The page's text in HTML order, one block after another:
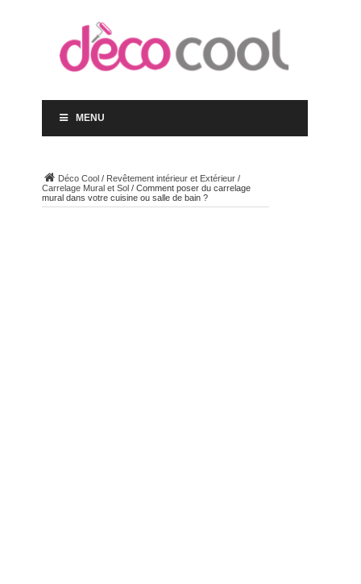
MENU
Déco Cool/ Revêtement intérieur et Extérieur/
Carrelage Mural et Sol/ Comment poser du carrelage
mural dans votre cuisine ou salle de bain ?